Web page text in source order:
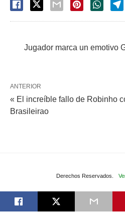
Jugador marca un emotivo
ANTERIOR
« El increíble fallo de Robinho
Brasileirao
Derechos Reservados.